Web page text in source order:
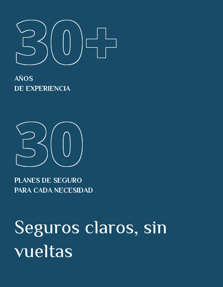
30+
AÑOS
DE EXPERIENCIA
30
PLANES DE SEGURO
PARA CADA NECESIDAD
Seguros claros, sin
vueltas